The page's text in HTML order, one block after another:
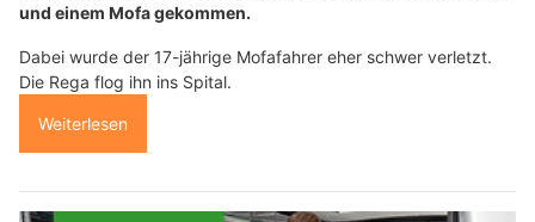
und einem Mofa gekommen.
Dabei wurde der 17-jährige Mofafahrer eher schwer verletzt.
Die Rega flog ihn ins Spital.
Weiterlesen